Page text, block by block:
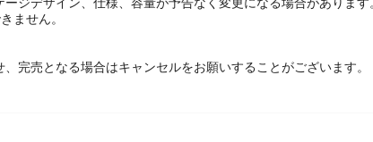
ジデザイン、仕様、容量が予告なく変更になる場合があります。
ません。
完売となる場合はキャンセルをお願いすることがございます。